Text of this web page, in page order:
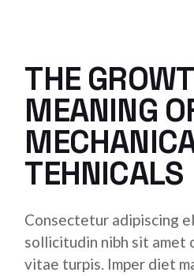
THE
MEANING
TEHNICALS
Consectetur adipiscing
sollicitudin nibh sit amet
vitae turpis. Imper diet